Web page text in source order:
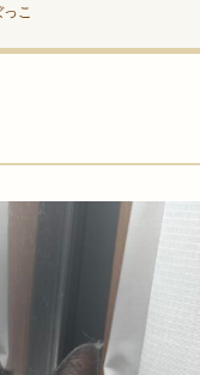
っこ